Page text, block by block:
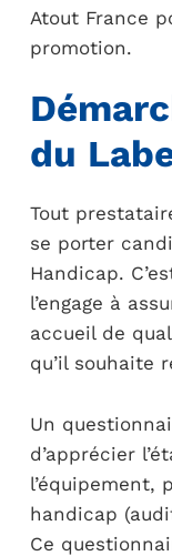
Atout France
promotion.
du
Tout
se porter
Handicap.
l’engage à
accueil de
qu’il souhaite
Un
d’apprécier
l’équipement,
handicap
Ce